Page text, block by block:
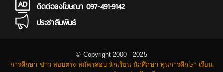
ติดต่อลงโฆษณา 097-491-9142
ประชาสัมพันธ์
© Copyright 2000 - 2025
การศึกษา ข่าว สอบตรง สมัครสอบ นักเรียน นักศึกษา ทุนการศึกษา เรียน